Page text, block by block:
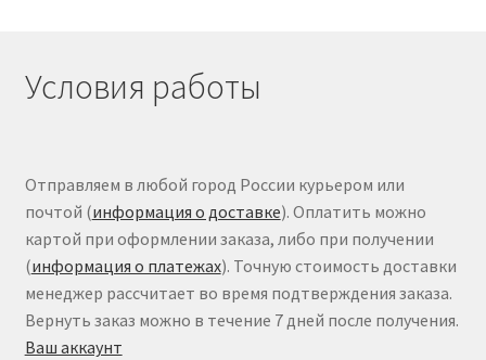
Условия работы
Отправляем в любой город России курьером или
почтой (информация о доставке). Оплатить можно
картой при оформлении заказа, либо при получении
(информация о платежах). Точную стоимость доставки
менеджер рассчитает во время подтверждения заказа.
Вернуть заказ можно в течение 7 дней после получения.
Ваш аккаунт